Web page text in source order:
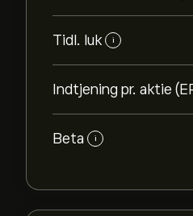
Tidl. luk i
Indtjening pr. aktie
Beta i